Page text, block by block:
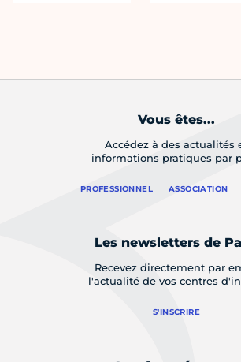
Vous êtes...
Accédez à des actualités
informations pratiques par
PROFESSIONNEL ASSOCIATION
Les newsletters de
Recevez directement par
l'actualité de vos centres
S'INSCRIRE